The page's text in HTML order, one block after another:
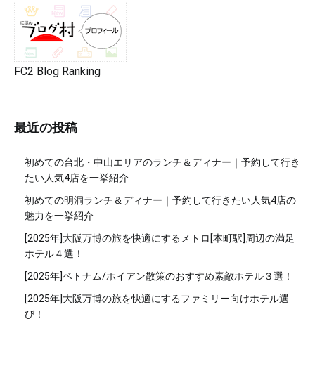
FC2 Blog Ranking
最近の投稿
初めての台北・中山エリアのランチ＆ディナー｜予約して行き
たい人気4店を一挙紹介
初めての明洞ランチ＆ディナー｜予約して行きたい人気4店の
魅力を一挙紹介
[2025年]大阪万博の旅を快適にするメトロ[本町駅]周辺の満足
ホテル４選！
[2025年]ベトナム/ホイアン散策のおすすめ素敵ホテル３選！
[2025年]大阪万博の旅を快適にするファミリー向けホテル選
び！